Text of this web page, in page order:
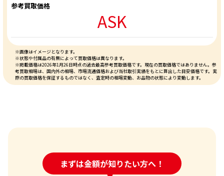
参考買取価格
ASK
※画像はイメージとなります。
※状態や付属品の有無によって買取価格は異なります。
※掲載価格は2026年1月26日時点の過去最高参考買取価格です。現在の買取価格ではありません。参
考買取相場は、国内外の相場、市場流通価格および当社取引実績をもとに算出した目安価格です。実
際の買取価格を保証するものではなく、査定時の相場変動、お品物の状態により変動します。
まずは金額が知りたい方へ！
24時間受付中!問い合わせフォーム